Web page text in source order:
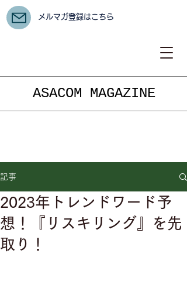
ASACOM MAGAZINE
メルマガ登録はこちら
記事
2023年トレンドワード予
想！『リスキリング』を先
取り！